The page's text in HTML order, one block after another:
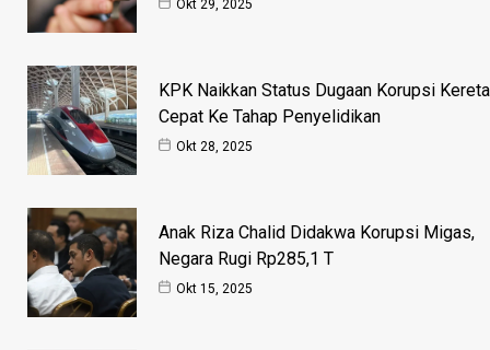
Okt 29, 2025
KPK Naikkan Status Dugaan Korupsi Kereta
Cepat Ke Tahap Penyelidikan
Okt 28, 2025
Anak Riza Chalid Didakwa Korupsi Migas,
Negara Rugi Rp285,1 T
Okt 15, 2025